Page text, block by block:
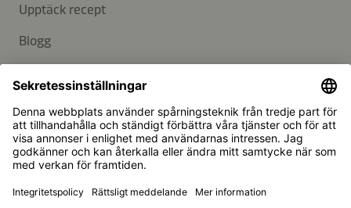
Upptäck recept
Blogg
SUPPORT
Kontakt
FAQ